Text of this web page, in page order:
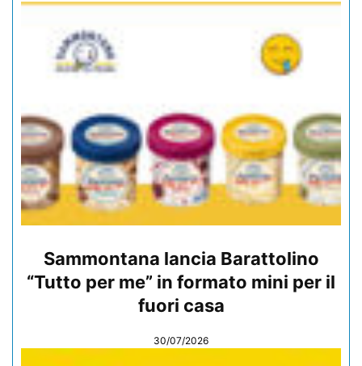
Sammontana lancia Barattolino
“Tutto per me” in formato mini per il
fuori casa
30/07/2026